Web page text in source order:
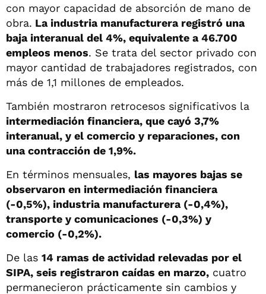
con mayor capacidad de absorción de mano de
obra. La industria manufacturera registró una
baja interanual del 4%, equivalente a 46.700
empleos menos. Se trata del sector privado con
mayor cantidad de trabajadores registrados, con
más de 1,1 millones de empleados.
También mostraron retrocesos significativos la
intermediación financiera, que cayó 3,7%
interanual, y el comercio y reparaciones, con
una contracción de 1,9%.
En términos mensuales, las mayores bajas se
observaron en intermediación financiera
(-0,5%), industria manufacturera (-0,4%),
transporte y comunicaciones (-0,3%) y
comercio (-0,2%).
De las 14 ramas de actividad relevadas por el
SIPA, seis registraron caídas en marzo, cuatro
permanecieron prácticamente sin cambios y